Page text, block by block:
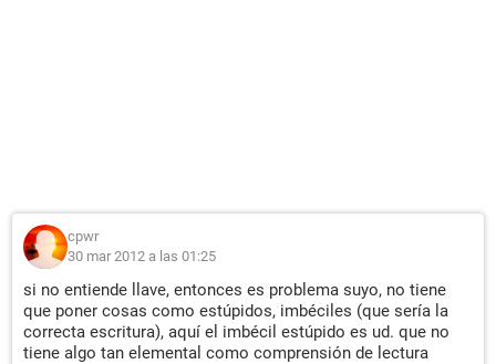
cpwr
30 mar 2012 a las 01:25
si no entiende llave, entonces es problema suyo, no tiene
que poner cosas como estúpidos, imbéciles (que sería la
correcta escritura), aquí el imbécil estúpido es ud. que no
tiene algo tan elemental como comprensión de lectura